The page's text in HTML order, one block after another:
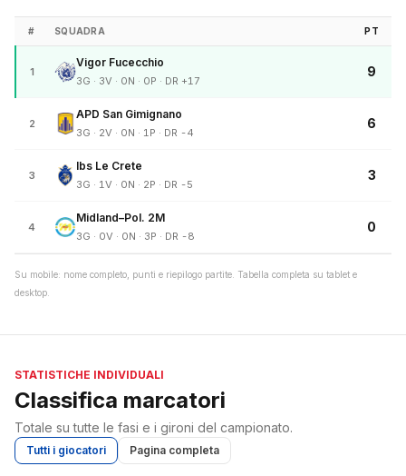
# SQUADRA PT
1
Vigor Fucecchio
3G · 3V · 0N · 0P · DR +17
9
2
APD San Gimignano
3G · 2V · 0N · 1P · DR -4
6
3
Ibs Le Crete
3G · 1V · 0N · 2P · DR -5
3
4
Midland–Pol. 2M
3G · 0V · 0N · 3P · DR -8
0
Su mobile: nome completo, punti e riepilogo partite. Tabella completa su tablet e
desktop.
STATISTICHE INDIVIDUALI
Classifica marcatori
Totale su tutte le fasi e i gironi del campionato.
Tutti i giocatori Pagina completa